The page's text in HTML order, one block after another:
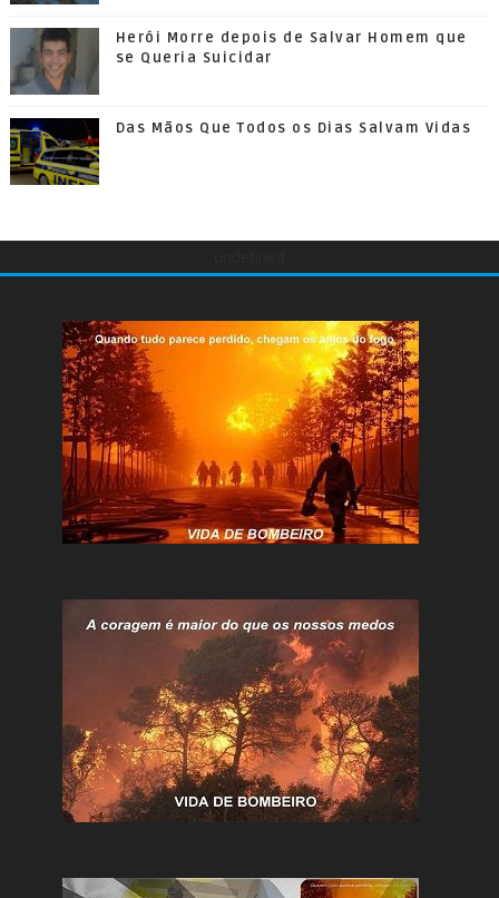
Herói Morre depois de Salvar Homem que
se Queria Suicidar
Das Mãos Que Todos os Dias Salvam Vidas